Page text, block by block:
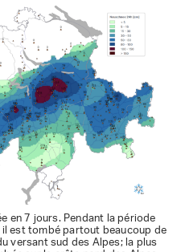
en 7 jours. Pendant la période
est tombé partout beaucoup de
versant sud des Alpes; la plus